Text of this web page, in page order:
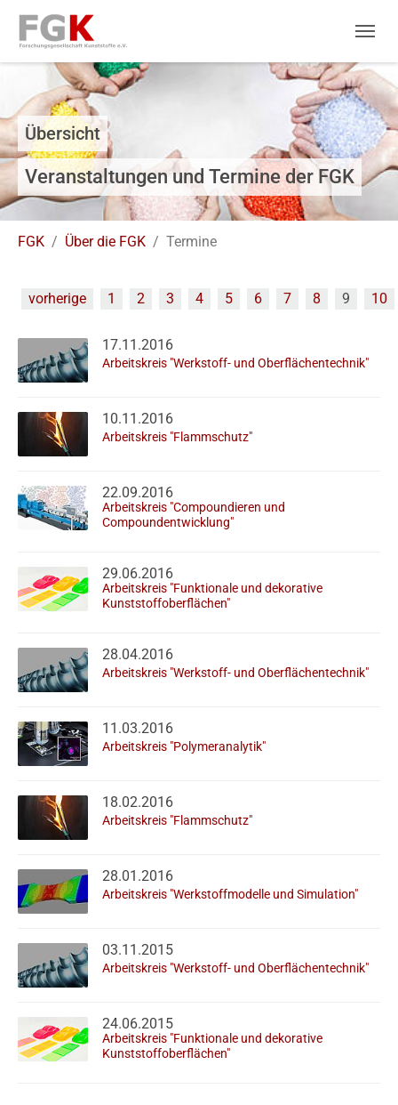
Übersicht
Veranstaltungen und Termine der FGK
Sie sind hier:
FGK Über die FGK Termine
vorherige 1 2 3 4 5 6 7 8 9 10
Arbeitskreis "Werkstoff- und Oberflächentechnik"
17.11.2016
Arbeitskreis "Flammschutz"
10.11.2016
Arbeitskreis "Compoundieren und
Compoundentwicklung"
22.09.2016
Arbeitskreis "Funktionale und dekorative
Kunststoffoberflächen"
29.06.2016
Arbeitskreis "Werkstoff- und Oberflächentechnik"
28.04.2016
Arbeitskreis "Polymeranalytik"
11.03.2016
Arbeitskreis "Flammschutz"
18.02.2016
Arbeitskreis "Werkstoffmodelle und Simulation"
28.01.2016
Arbeitskreis "Werkstoff- und Oberflächentechnik"
03.11.2015
Arbeitskreis "Funktionale und dekorative
Kunststoffoberflächen"
24.06.2015